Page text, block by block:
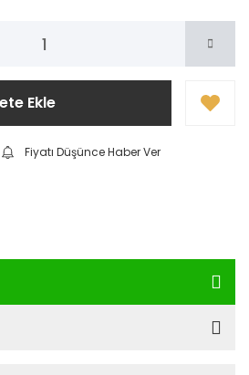
Ekle
Fiyatı Düşünce Haber Ver